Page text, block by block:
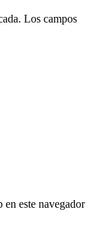
Los campos
este navegador